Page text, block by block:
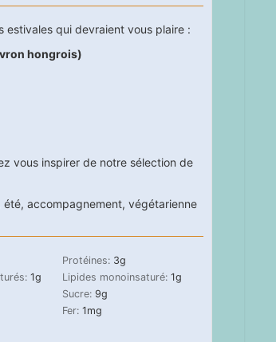
estivales qui devraient vous plaire :
hongrois)
vous inspirer de notre sélection de
été, accompagnement, végétarienne
Protéines: 3g
1g Lipides monoinsaturé: 1g
Sucre: 9g
Fer: 1mg